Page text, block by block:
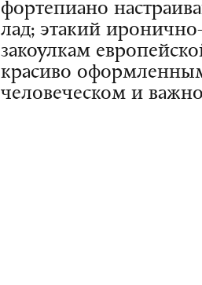
фортепиано
лад; этакий
закоулкам
красиво
человеческом и